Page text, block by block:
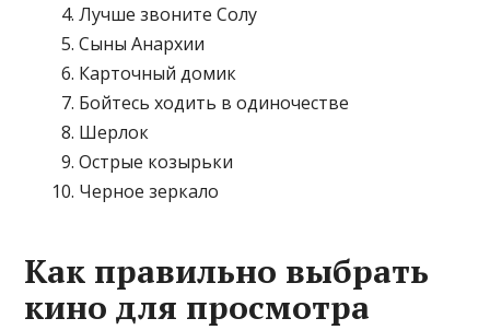
Лучше звоните Солу
Сыны Анархии
Карточный домик
Бойтесь ходить в одиночестве
Шерлок
Острые козырьки
Черное зеркало
Как правильно выбрать
кино для просмотра